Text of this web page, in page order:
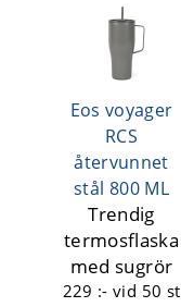
Eos voyager
RCS
återvunnet
stål 800 ML
Trendig
termosflaska
med sugrör
229 :-vid 50 st